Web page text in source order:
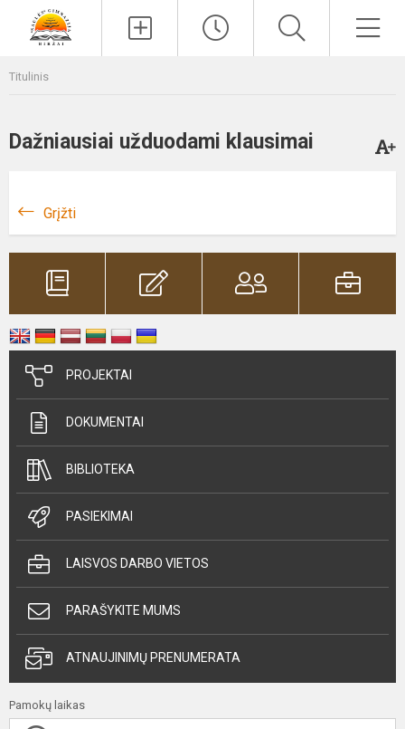
Titulinis
Dažniausiai užduodami klausimai
Grįžti
PROJEKTAI
DOKUMENTAI
BIBLIOTEKA
PASIEKIMAI
LAISVOS DARBO VIETOS
PARAŠYKITE MUMS
ATNAUJINIMŲ PRENUMERATA
Pamokų laikas